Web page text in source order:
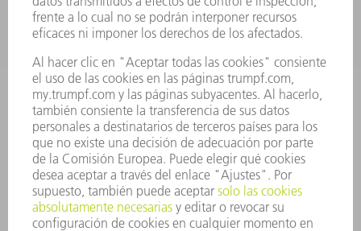
OFERTAS DE TRABAJO
PERFIL DE LA EMPRESA
INFORME ANUAL
PRINCIPIOS CORPORATIVOS
CUMPLIMIENTO
SISTEMA DE INFORMADORES
SEGURIDAD
COMUNICADOS DE PRENSA
REVISTAS
SOSTENIBILIDAD
MEDIO AMBIENTE Y CLIMA
SOCIEDAD Y EMPRESA
GESTIÓN EMPRESARIAL